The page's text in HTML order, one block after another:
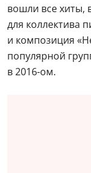
вошли все хиты,
для коллектива
и композиция
популярной
в 2016-ом.